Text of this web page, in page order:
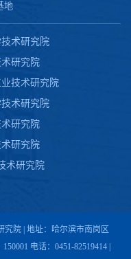
地
术研究院
研究院
技术研究院
术研究院
研究院
研究院
术研究院
院 | 地址：哈尔滨市南岗区
电话：0451-82519414 |